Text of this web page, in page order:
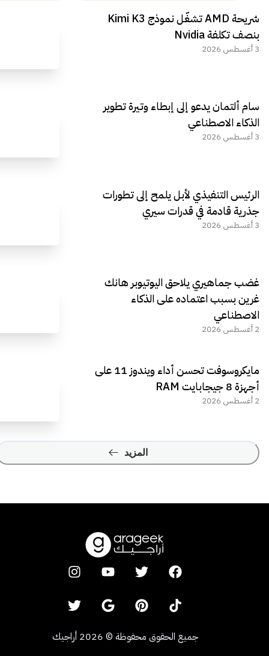
مراجعة شاملة لعملاق الألعاب
الجديد REDMAGIC 11 AIR
شريحة AMD تشغّل نموذج Kimi K3
بنصف تكلفة Nvidia
3 أغسطس 2026
سام ألتمان يدعو إلى إبطاء وتيرة تطوير
الذكاء الاصطناعي
3 أغسطس 2026
الرئيس التنفيذي لأبل يلمح إلى تطورات
جذرية قادمة في قدرات سيري
3 أغسطس 2026
غضب جماهيري يلاحق اليوتيوبر هانك
غرين بسبب اعتماده على الذكاء
الاصطناعي
2 أغسطس 2026
مايكروسوفت تحسن أداء ويندوز 11 على
أجهزة 8 جيجابايت RAM
2 أغسطس 2026
المزيد
جميع الحقوق محفوظة ©
2026 أراجيك